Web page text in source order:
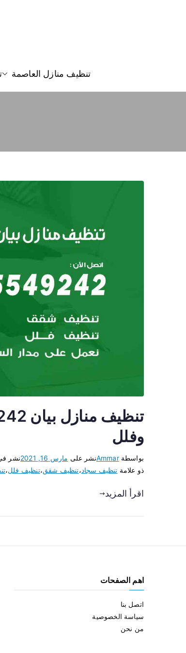
تنظيف منازل العاصمة
وفلل
بواسطةAmmarنشر على مارس 16, 2021 نشر
ذو علامة تنظيف سجاد،تنظيف شقق،تنظيف فلل،
اقرأ المزيد
اهم الصفحات
اتصل بنا
سياسة الخصوصية
من نحن